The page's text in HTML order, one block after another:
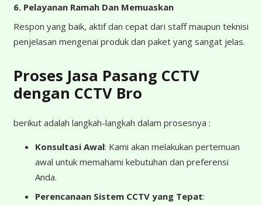
6. Pelayanan Ramah Dan Memuaskan
Respon yang baik, aktif dan cepat dari staff maupun teknisi
penjelasan mengenai produk dan paket yang sangat jelas.
Proses Jasa Pasang CCTV
dengan CCTV Bro
berikut adalah langkah-langkah dalam prosesnya :
Konsultasi Awal: Kami akan melakukan pertemuan
awal untuk memahami kebutuhan dan preferensi
Anda.
Perencanaan Sistem CCTV yang Tepat: